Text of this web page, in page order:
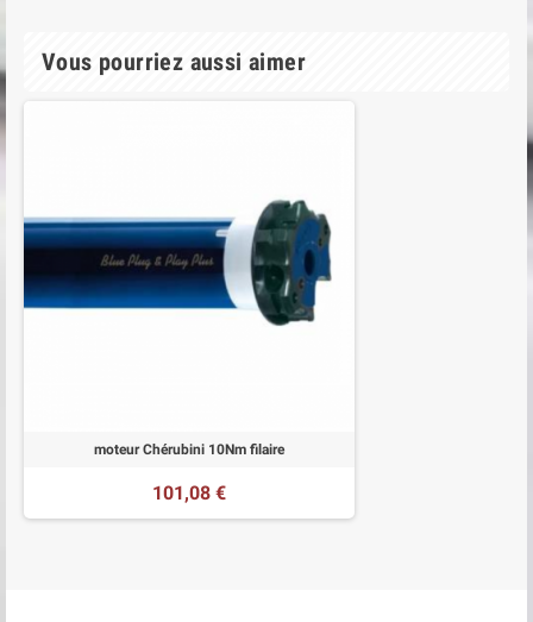
Vous pourriez aussi aimer
moteur Chérubini 10Nm filaire
101,08 €